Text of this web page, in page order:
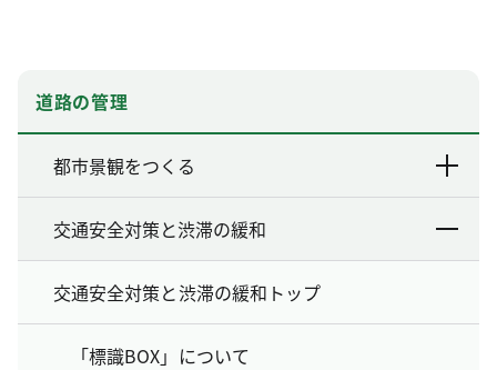
道路の管理
都市景観をつくる
交通安全対策と渋滞の緩和
交通安全対策と渋滞の緩和トップ
「標識BOX」について